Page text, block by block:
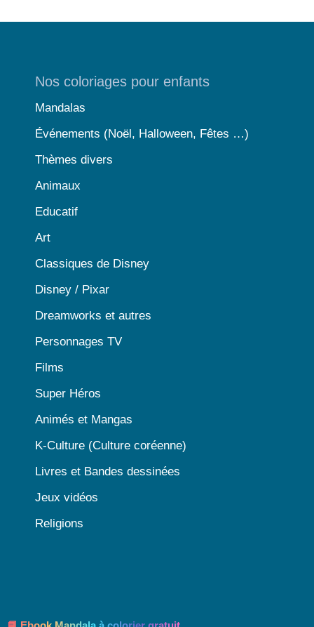
Nos coloriages pour enfants
Mandalas
Événements (Noël, Halloween, Fêtes …)
Thèmes divers
Animaux
Educatif
Art
Classiques de Disney
Disney / Pixar
Dreamworks et autres
Personnages TV
Films
Super Héros
Animés et Mangas
K-Culture (Culture coréenne)
Livres et Bandes dessinées
Jeux vidéos
Religions